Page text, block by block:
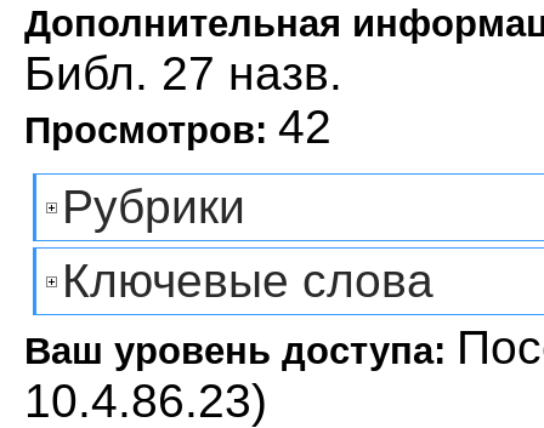
Дополнительная
Библ. 27 назв.
Просмотров: 42
Рубрики
Ключевые слова
Ваш уровень доступа:
10.4.86.23)